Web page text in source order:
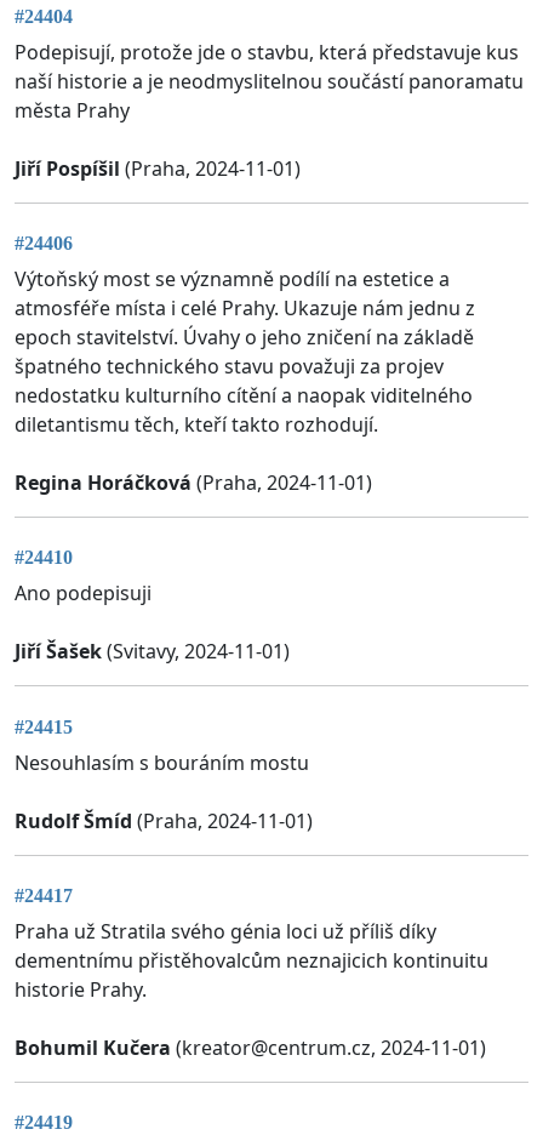
#24404
Podepisují, protože jde o stavbu, která představuje kus
naší historie a je neodmyslitelnou součástí panoramatu
města Prahy
Jiří Pospíšil (Praha, 2024-11-01)
#24406
Výtoňský most se významně podílí na estetice a
atmosféře místa i celé Prahy. Ukazuje nám jednu z
epoch stavitelství. Úvahy o jeho zničení na základě
špatného technického stavu považuji za projev
nedostatku kulturního cítění a naopak viditelného
diletantismu těch, kteří takto rozhodují.
Regina Horáčková (Praha, 2024-11-01)
#24410
Ano podepisuji
Jiří Šašek(Svitavy, 2024-11-01)
#24415
Nesouhlasím s bouráním mostu
Rudolf Šmíd (Praha, 2024-11-01)
#24417
Praha už Stratila svého génia loci už příliš díky
dementnímu přistěhovalcům neznajicich kontinuitu
historie Prahy.
Bohumil Kučera (kreator@centrum.cz, 2024-11-01)
#24419